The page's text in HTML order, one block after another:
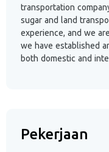
transportation
sugar and land
experience, and we
we have established
both domestic and
Pekerjaan